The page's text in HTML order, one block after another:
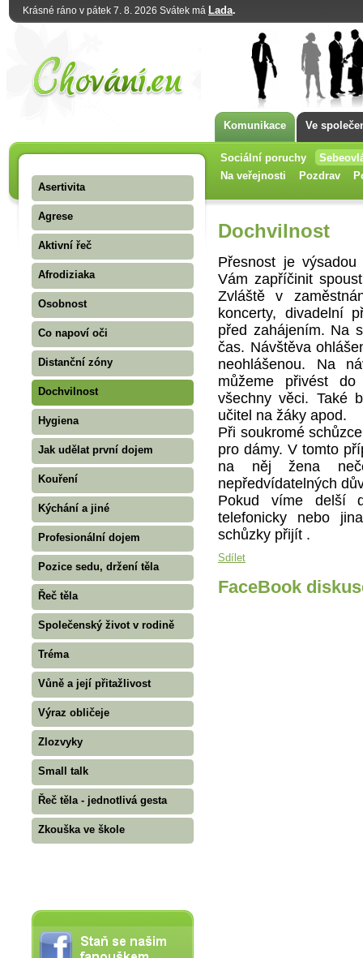
Krásné ráno v pátek 7. 8. 2026 Svátek má Lada.
Komunikace Ve
Sociální poruchy
Na veřejnosti
Pozdrav
Asertivita
Agrese
Aktivní řeč
Afrodiziaka
Osobnost
Co napoví oči
Distanční zóny
Dochvilnost
Hygiena
Jak udělat první dojem
Kouření
Kýchání a jiné
Profesionální dojem
Pozice sedu, držení těla
Řeč těla
Společenský život v rodině
Tréma
Vůně a její přitažlivost
Výraz obličeje
Zlozvyky
Small talk
Řeč těla - jednotlivá gesta
Zkouška ve škole
Dochvilnost
Přesnost je
Vám zapříčinit
Zvláště v
koncerty, divadelní
před zahájením. Na
čas. Návštěva
neohlášenou. Na
můžeme přivést
všechny věci. Také
učitel na žáky apod.
Při soukromé
pro dámy. V tomto
na něj žena
nepředvídatelných
Pokud víme delší
telefonicky nebo
schůzky přijít .
Sdílet
FaceBook